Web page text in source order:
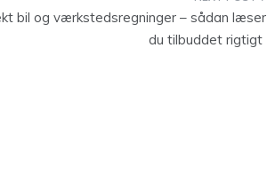
bil og værkstedsregninger – sådan læser
du tilbuddet rigtigt